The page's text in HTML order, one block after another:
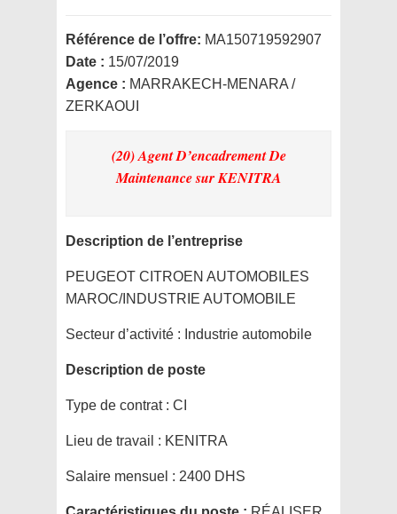
Référence de l’offre: MA150719592907
Date : 15/07/2019
Agence : MARRAKECH-MENARA /
ZERKAOUI
(20) Agent D’encadrement De
Maintenancesur KENITRA
Description de l’entreprise
PEUGEOT CITROEN AUTOMOBILES
MAROC/INDUSTRIE AUTOMOBILE
Secteur d’activité : Industrie automobile
Description de poste
Type de contrat : CI
Lieu de travail : KENITRA
Salaire mensuel : 2400 DHS